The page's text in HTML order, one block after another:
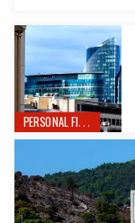
PERSONAL FINANCE